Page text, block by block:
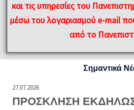
καιτις υπηρεσίες του
μέσω του λογαριασμού e-mail
από το
Σημαντικά
27.07.2026
ΠΡΟΣΚΛΗΣΗ